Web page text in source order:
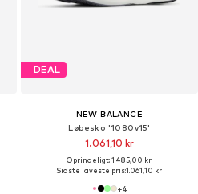
DEAL
NEW BALANCE
Løbesko '1080v15'
1.061,10 kr
Oprindeligt: 1.485,00 kr
Sidste laveste pris:1.061,10 kr
+4